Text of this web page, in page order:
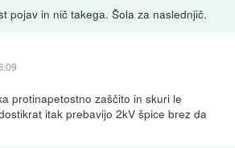
pojav in nič takega. Šola za naslednjič.
protinapetostno zaščito in skuri le
itak prebavijo 2kV špice brez da